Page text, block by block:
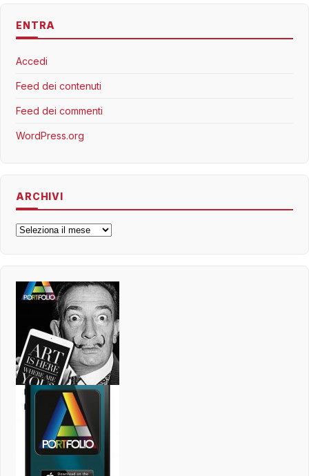
ENTRA
Accedi
Feed dei contenuti
Feed dei commenti
WordPress.org
ARCHIVI
Archivi